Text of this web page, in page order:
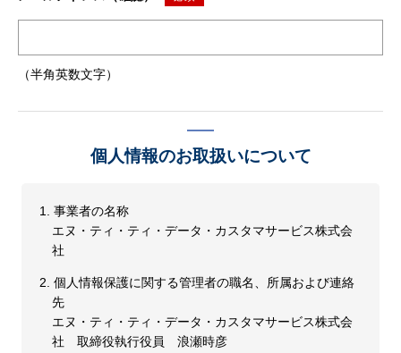
（半角英数文字）
個人情報のお取扱いについて
1.事業者の名称
エヌ・ティ・ティ・データ・カスタマサービス株式会
社
2.個人情報保護に関する管理者の職名、所属および連絡
先
エヌ・ティ・ティ・データ・カスタマサービス株式会
社 取締役執行役員 浪瀬時彦